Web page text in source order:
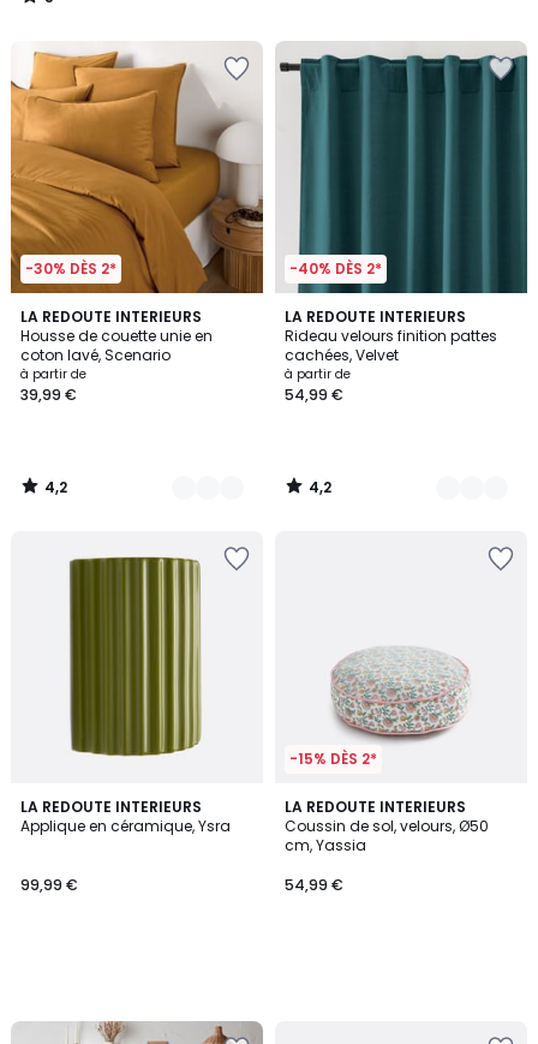
/
-30% DÈS 2*
LA REDOUTE INTERIEURS
Housse de couette unie en
coton lavé, Scenario
à partir de
39,99 €
4,2
/ 5
18
Couleurs
4,2
/
-40% DÈS 2*
LA REDOUTE INTERIEURS
Rideau velours finition pattes
cachées, Velvet
à partir de
54,99 €
4,2
/ 5
10
Couleurs
4,2
/
LA REDOUTE INTERIEURS
Applique en céramique, Ysra
99,99 €
-15% DÈS 2*
LA REDOUTE INTERIEURS
Coussin de sol, velours, Ø50
cm, Yassia
54,99 €